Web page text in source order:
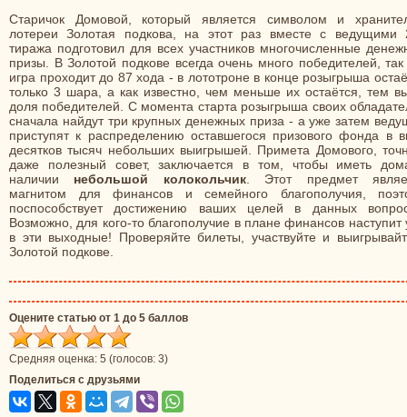
Старичок Домовой, который является символом и
лотереи Золотая подкова, на этот раз вместе с ведущими
тиража подготовил для всех участников многочисленные
призы. В Золотой подкове всегда очень много победителей, так
игра проходит до 87 хода - в лототроне в конце розыгрыша
только 3 шара, а как известно, чем меньше их остаётся, тем
доля победителей. С момента старта розыгрыша своих
сначала найдут три крупных денежных приза - а уже затем
приступят к распределению оставшегося призового фонда в
десятков тысяч небольших выигрышей. Примета Домового,
даже полезный совет, заключается в том, чтобы иметь
наличии небольшой колокольчик. Этот предмет
магнитом для финансов и семейного благополучия,
поспособствует достижению ваших целей в данных
Возможно, для кого-то благополучие в плане финансов наступит
в эти выходные! Проверяйте билеты, участвуйте и
Золотой подкове.
Оцените статью от 1 до 5 баллов
Средняя оценка: 5 (голосов: 3)
Поделиться с друзьями